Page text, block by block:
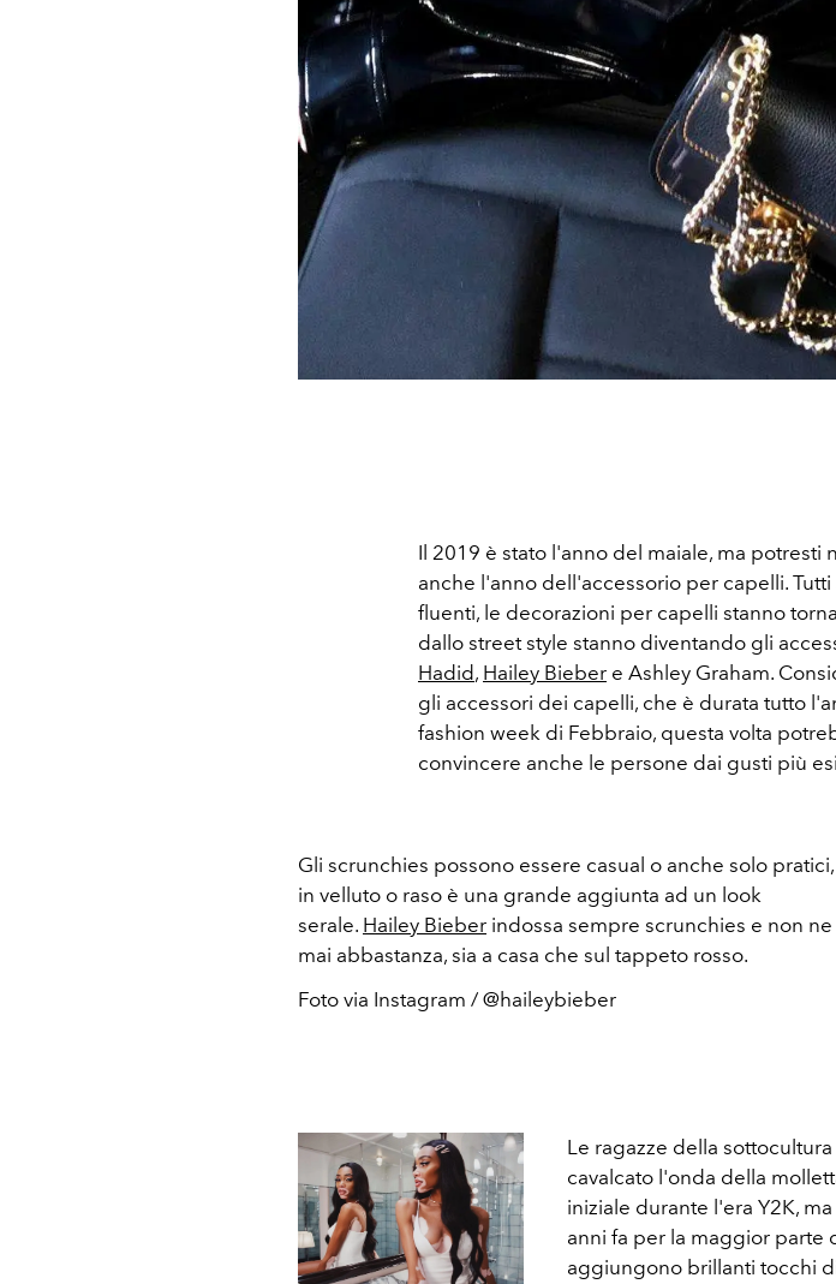
Il 2019 è stato l'anno del maiale, ma potresti
anche l'anno dell'accessorio per capelli.
fluenti, le decorazioni per capelli stanno
dallo street style stanno diventando gli
Hadid, Hailey Bieber e Ashley Graham.
gli accessori dei capelli, che è durata tutto
fashion week di Febbraio, questa volta
convincere anche le persone dai gusti più
Gli scrunchies possono essere casual o anche solo
in velluto o raso è una grande aggiunta ad un look
serale. Hailey Bieber indossa sempre scrunchies e non ne
mai abbastanza, sia a casa che sul tappeto rosso.
Foto via Instagram / @haileybieber
Le ragazze della
cavalcato l'onda della
iniziale durante l'era Y2K,
anni fa per la maggior parte
aggiungono brillanti tocchi